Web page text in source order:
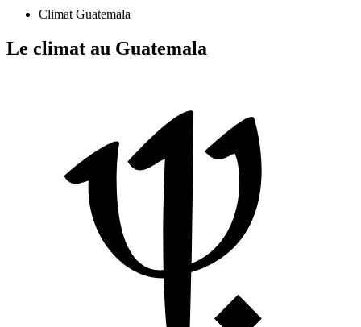
Climat Guatemala
Le climat au Guatemala